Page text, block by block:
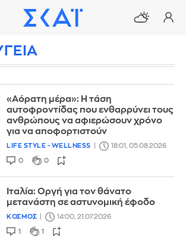
«Αόρατη μέρα»: Η τάση
αυτοφροντίδας που ενθαρρύνει τους
ανθρώπους να αφιερώσουν χρόνο
για να αποφορτιστούν
LIFE STYLE - WELLNESS 18:01, 05.08.2026
0 0
Ιταλία: Οργή για τον θάνατο
μετανάστη σε αστυνομική έφοδο
ΚΟΣΜΟΣ 14:00, 21.07.2026
1 1